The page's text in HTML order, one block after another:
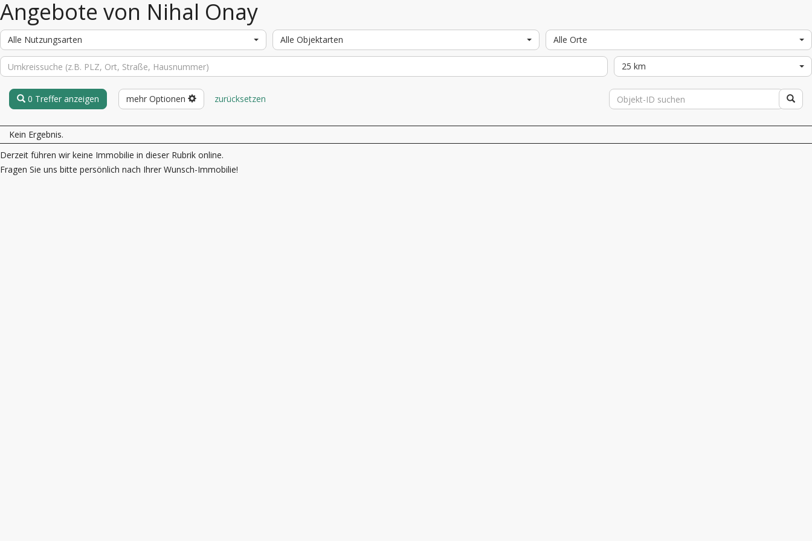
Angebote von Nihal Onay
Alle Nutzungsarten Alle Objektarten Alle Orte
25 km
0 Treffer anzeigen mehr Optionen zurücksetzen
Kein Ergebnis.
Derzeit führen wir keine Immobilie in dieser Rubrik online.
Fragen Sie uns bitte persönlich nach Ihrer Wunsch-Immobilie!